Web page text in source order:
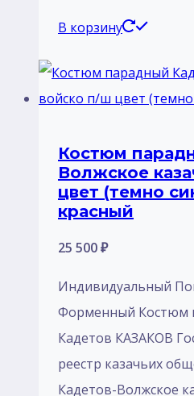
В корзину
Костюм
Волжское
цвет (темно
красный
25 500₽
Индивидуальный
Форменный Костюм
Кадетов КАЗАКОВ
реестр казачьих
Кадетов-Волжское